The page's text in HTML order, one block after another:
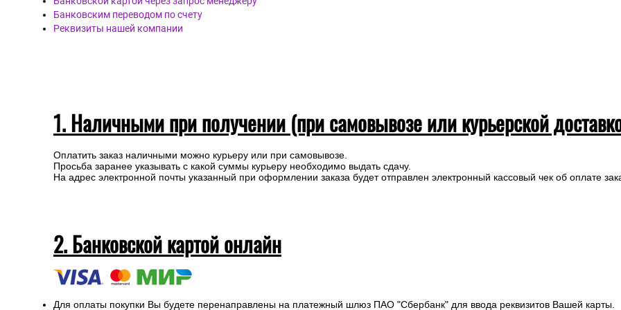
Банковским переводом по счету
Реквизиты нашей компании
1. Наличными при получении (при самовывозе или курьерской
Оплатить заказ наличными можно курьеру или при самовывозе.
Просьба заранее указывать с какой суммы курьеру необходимо выдать сдачу.
На адрес электронной почты указанный при оформлении заказа будет отправлен электронный кассовый чек об оплате
2. Банковской картой онлайн
Для оплаты покупки Вы будете перенаправлены на платежный шлюз ПАО "Сбербанк" для ввода реквизитов Вашей карты.